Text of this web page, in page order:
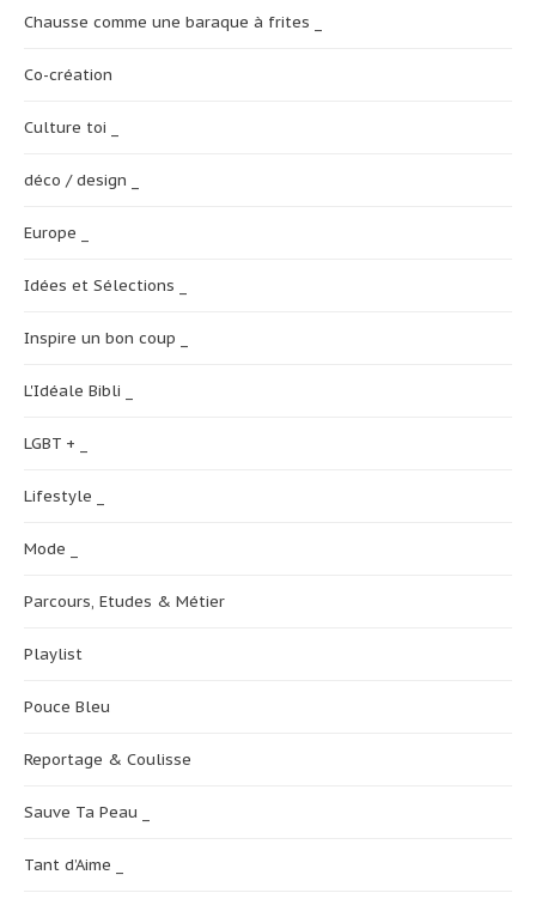
Chausse comme une baraque à frites _
Co-création
Culture toi _
déco / design _
Europe _
Idées et Sélections _
Inspire un bon coup _
L'Idéale Bibli _
LGBT + _
Lifestyle _
Mode _
Parcours, Etudes & Métier
Playlist
Pouce Bleu
Reportage & Coulisse
Sauve Ta Peau _
Tant d’Aime _